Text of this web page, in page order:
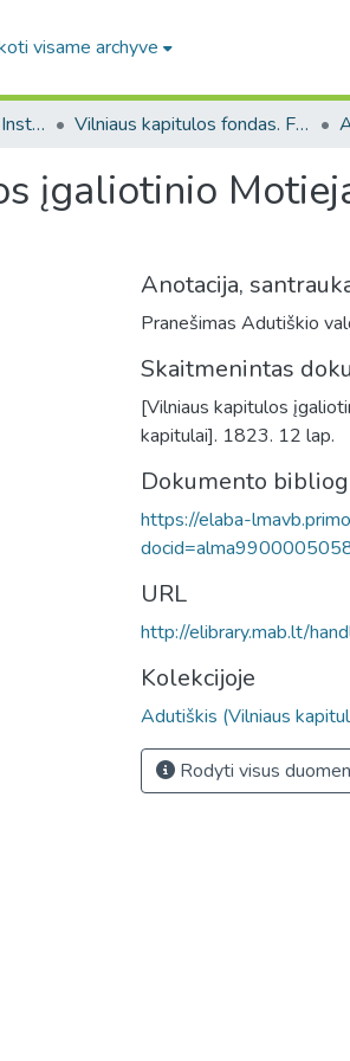
visame archyve
5.3. Institucijų rinkiniai / Institutional collections Vilniaus kapitulos fondas. F43
įgaliotinio
Anotacija,
Pranešimas Adutiškio
Skaitmenintas
[Vilniaus kapitulos
kapitulai]. 1823. 12 lap.
Dokumento
https://elaba-
URL
http://elibrary.mab.lt/
Kolekcijoje
Adutiškis (Vilniaus
Rodyti visus